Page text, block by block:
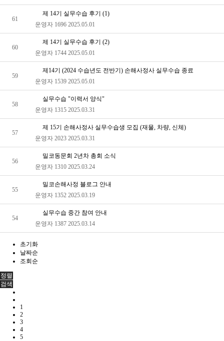
61
제 14기 실무수습 후기 (1)
운영자 1696 2025.05.01
60
제 14기 실무수습 후기 (2)
운영자 1744 2025.05.01
59
제14기 (2024 수습년도 전반기) 손해사정사 실무수습 종료
운영자 1539 2025.05.01
58
실무수습 "이력서 양식"
운영자 1315 2025.03.31
57
제 15기 손해사정사 실무수습생 모집 (재물, 차량, 신체)
운영자 2023 2025.03.31
56
밀코동문회 2년차 총회 소식
운영자 1310 2025.03.24
55
밀코손해사정 블로그 안내
운영자 1352 2025.03.19
54
실무수습 중간 참여 안내
운영자 1387 2025.03.14
초기화
날짜순
조회순
정렬
검색
1
2
3
4
5